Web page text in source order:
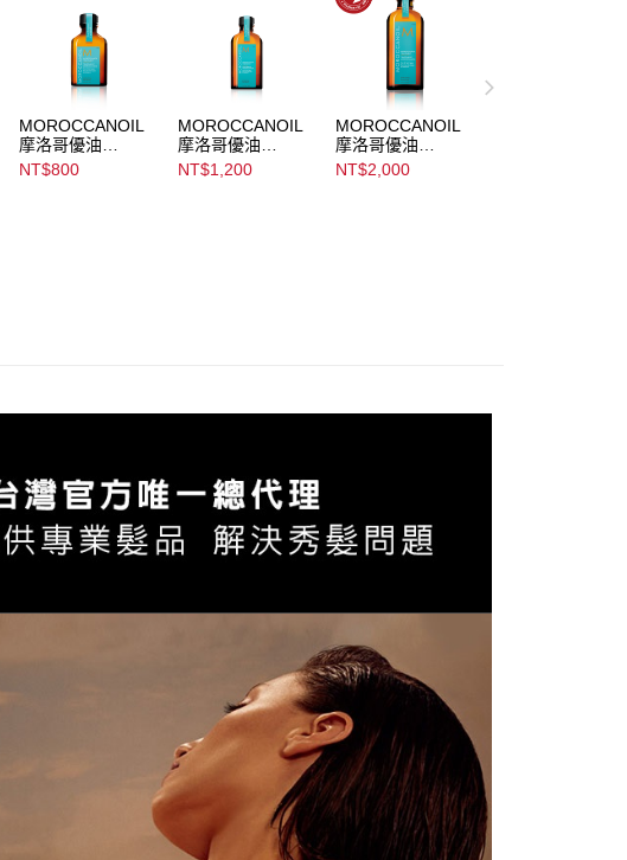
３．未成年的使用者請事先徵得法定代理人或監護人之同意方可使用
「AFTEE先享後付」，若未經同意申辦者引起之損失，本公司不負相關責
４．使用「AFTEE先享後付」時，將依據個別帳號之用戶狀況，依本公司
即時審查核予不同之上限額度；若仍有額度不足之情形，本公司將視審查
結果請求用戶進行身份認證。
５．嚴禁一人註冊多個帳號或使用他人資訊註冊。若發現惡意使用之情
形，恩沛科技股份有限公司將有權停止該用戶之使用額度並採取法律行
MOROCCANOIL
摩洛哥優油
Moroccanoil
Treatment
NT$800
MOROCCANOIL
摩洛哥優油
Moroccanoil
Treatment
NT$1,200
MOROCCANOIL
摩洛哥優油
Moroccanoil
Treatment
NT$2,000